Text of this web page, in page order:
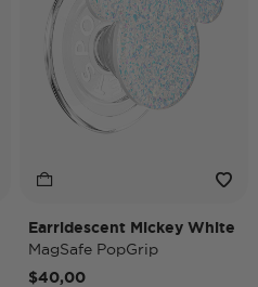
Earridescent Mickey White
MagSafe PopGrip
$40,00